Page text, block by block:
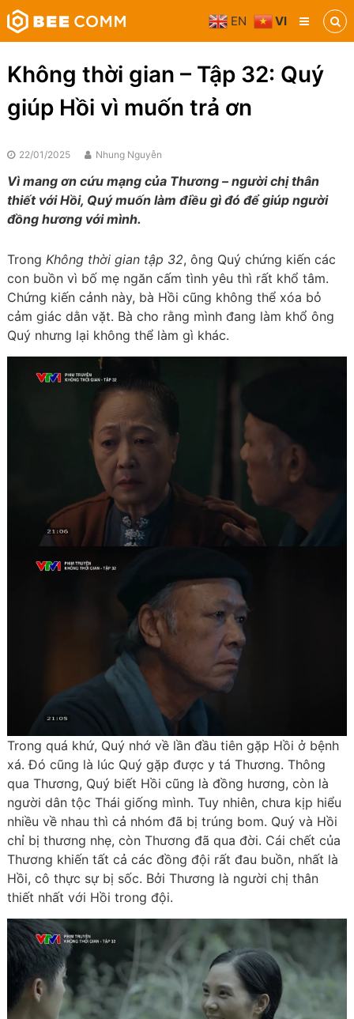
Skip
to
content
Bee
Comm
Truyền
thông
phương
tiện
Không thời gian – Tập 32: Quý
giúp Hồi vì muốn trả ơn
22/01/2025 Nhung Nguyễn
Vì mang ơn cứu mạng của Thương – người chị thân
thiết với Hồi, Quý muốn làm điều gì đó để giúp người
đồng hương với mình.
Trong Không thời gian tập 32, ông Quý chứng kiến các
con buồn vì bố mẹ ngăn cấm tình yêu thì rất khổ tâm.
Chứng kiến cảnh này, bà Hồi cũng không thể xóa bỏ
cảm giác dằn vặt. Bà cho rằng mình đang làm khổ ông
Quý nhưng lại không thể làm gì khác.
Trong quá khứ, Quý nhớ về lần đầu tiên gặp Hồi ở bệnh
xá. Đó cũng là lúc Quý gặp được y tá Thương. Thông
qua Thương, Quý biết Hồi cũng là đồng hương, còn là
người dân tộc Thái giống mình. Tuy nhiên, chưa kịp hiểu
nhiều về nhau thì cả nhóm đã bị trúng bom. Quý và Hồi
chỉ bị thương nhẹ, còn Thương đã qua đời. Cái chết của
Thương khiến tất cả các đồng đội rất đau buồn, nhất là
Hồi, cô thực sự bị sốc. Bởi Thương là người chị thân
thiết nhất với Hồi trong đội.
EN VI